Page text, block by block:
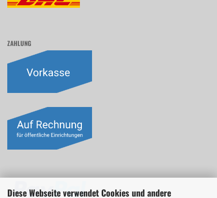
Diese Webseite verwendet Cookies und andere
ZAHLUNG